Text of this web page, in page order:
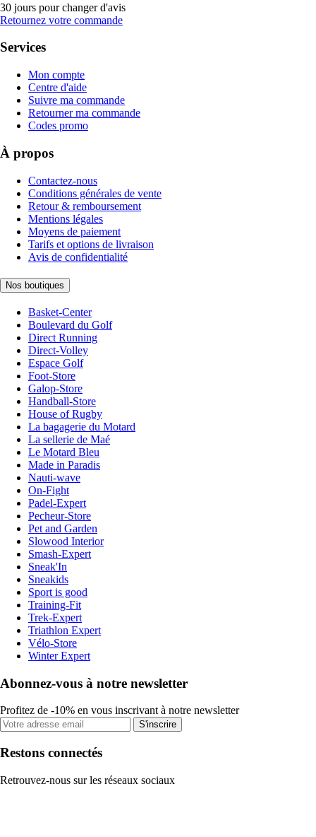
30 jours pour changer d'avis
Retournez votre commande
Services
Mon compte
Centre d'aide
Suivre ma commande
Retourner ma commande
Codes promo
À propos
Contactez-nous
Conditions générales de vente
Retour & remboursement
Mentions légales
Moyens de paiement
Tarifs et options de livraison
Avis de confidentialité
Nos boutiques
Basket-Center
Boulevard du Golf
Direct Running
Direct-Volley
Espace Golf
Foot-Store
Galop-Store
Handball-Store
House of Rugby
La bagagerie du Motard
La sellerie de Maé
Le Motard Bleu
Made in Paradis
Nauti-wave
On-Fight
Padel-Expert
Pecheur-Store
Pet and Garden
Slowood Interior
Smash-Expert
Sneak'In
Sneakids
Sport is good
Training-Fit
Trek-Expert
Triathlon Expert
Vélo-Store
Winter Expert
Abonnez-vous à notre newsletter
Profitez de -10% en vous inscrivant à notre newsletter
S'inscrire
Restons connectés
Retrouvez-nous sur les réseaux sociaux